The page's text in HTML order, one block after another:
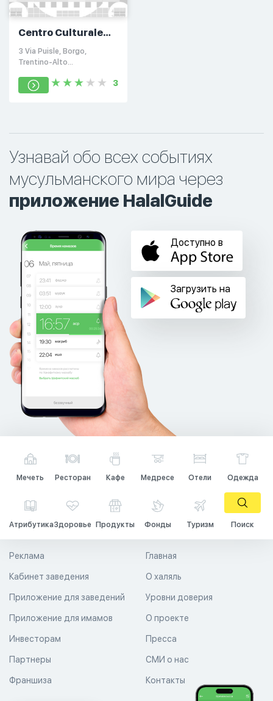
Centro Culturale
Islamico della
Valsugana
3 Via Puisle, Borgo,
Trentino-Alto
3
Узнавай обо всех событиях
мусульманского мира через
приложение HalalGuide
Доступно в
Загрузить на
Мечеть Ресторан Кафе Медресе Отели Одежда
АтрибутикаЗдоровье Продукты Фонды Туризм Поиск
Главная
О халяль
Уровни доверия
Реклама
Кабинет заведения
Приложение для заведений
Приложение для имамов О проекте
Пресса
СМИ о нас
Контакты
Инвесторам
Партнеры
Франшиза